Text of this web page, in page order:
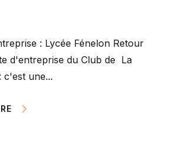
: Lycée Fénelon Retour
d'entreprise du Club de La
c'est une...